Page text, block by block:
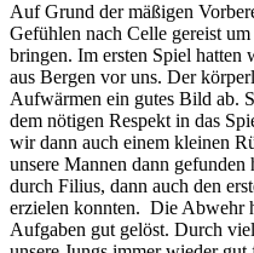
Auf Grund der mäßigen
Gefühlen nach Celle gereist
bringen. Im ersten Spiel hatten
aus Bergen vor uns. Der
Aufwärmen ein gutes Bild ab.
dem nötigen Respekt in das
wir dann auch einem kleinen
unsere Mannen dann
durch Filius, dann auch den
erzielen konnten. Die Abwehr
Aufgaben gut gelöst. Durch